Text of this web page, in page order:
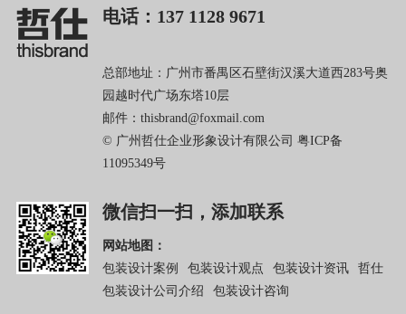
电话：137 1128 9671
总部地址：广州市番禺区石壁街汉溪大道西283号奥
园越时代广场东塔10层
邮件：thisbrand@foxmail.com
© 广州哲仕企业形象设计有限公司 粤ICP备
11095349号
微信扫一扫，添加联系
网站地图：
包装设计案例
包装设计观点 包装设计资讯
哲仕
包装设计公司介绍
包装设计咨询